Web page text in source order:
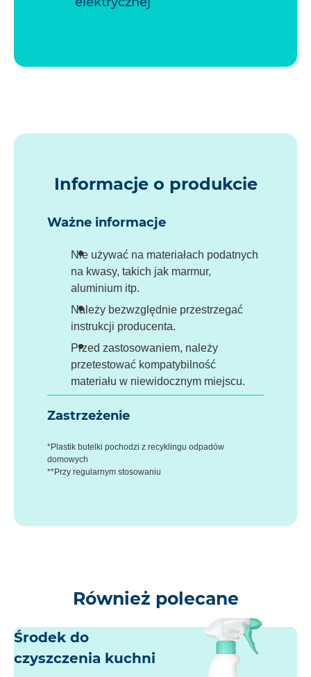
Informacje o produkcie
Ważne informacje
Nie używać na materiałach podatnych
na kwasy, takich jak marmur,
aluminium itp.
Należy bezwzględnie przestrzegać
instrukcji producenta.
Przed zastosowaniem, należy
przetestować kompatybilność
materiału w niewidocznym miejscu.
Zastrzeżenie
*Plastik butelki pochodzi z recyklingu odpadów
domowych
**Przy regularnym stosowaniu
Również polecane
Środek do
czyszczenia kuchni